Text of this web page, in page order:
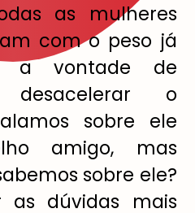
as mulheres
com o peso já
a vontade de
o
sobre ele
amigo, mas
sobre ele?
as dúvidas mais